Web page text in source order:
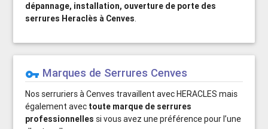
dépannage, installation, ouverture de porte des
serrures Heraclès à Cenves.
vpn_key Marques de Serrures Cenves
Nos serruriers à Cenves travaillent avec HERACLES mais
également avec toute marque de serrures
professionnelles si vous avez une préférence pour l’une